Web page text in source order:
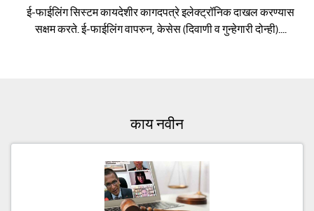
ई-फाईलिंग सिस्टम कायदेशीर कागदपत्रे इलेक्ट्रॉनिक दाखल करण्यास
सक्षम करते. ई-फाईलिंग वापरुन, केसेस (दिवाणी व गुन्हेगारी दोन्ही)....
काय नवीन